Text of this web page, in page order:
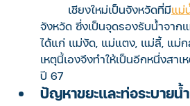
	เชียงใหม่เป็นจังหวัดที่มี
แม่
จังหวัด ซึ่งเป็นจุดรองรับน้ำจา
ได้แก่ แม่งัด, แม่แตง, แม่ลี้, แม่ก
เหตุนี้เองจึงทำให้เป็นอีกหนึ่งสา
ปี 67
ปัญหาขยะและท่อระบายน้ำ